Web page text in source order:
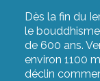
Dès la fin du
le
de 600 ans.
environ 1100
déclin